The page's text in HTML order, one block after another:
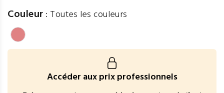
Couleur : Toutes les couleurs
Accéder aux prix professionnels